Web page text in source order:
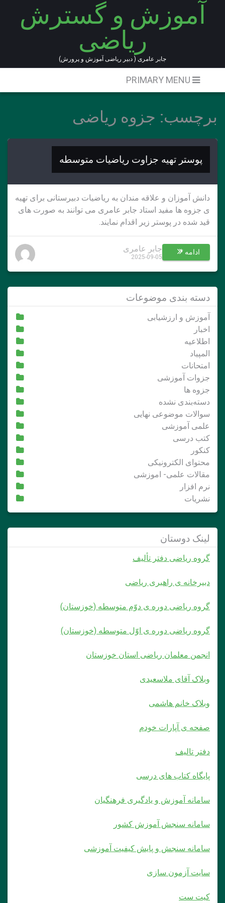
آموزش و گسترش
ریاضی
جابر عامری ( دبیر ریاضی آموزش و پرورش)
برچسب: جزوه ریاضی
پوستر تهیه جزاوت ریاضیات متوسطه
دانش آموزان و علاقه مندان به ریاضیات دبیرستانی برای تهیه
ی جزوه ها مفید استاد جابر عامری می توانند به صورت های
قید شده در پوستر زیر اقدام نمایند.
ادامه * جابر عامری
2025-09-05
دسته بندی موضوعات
آموزش و ارزشیابی
اخبار
اطلاعیه
المپیاد
امتحانات
جزوات آموزشی
جزوه ها
دسته‌بندی نشده
سوالات موضوعی نهایی
علمی آموزشی
کتب درسی
کنکور
محتوای الکترونیکی
مقالات علمی- اموزشی
نرم افزار
نشریات
لینک دوستان
گروه ریاضی دفتر تألیف
دبیرخانه ی راهبری ریاضی
گروه ریاضی دوره ی دوّم متوسطه (خوزستان)
گروه ریاضی دوره ی اوّل متوسطه (خوزستان)
انجمن معلمان ریاضی استان خوزستان
وبلاک آقای ملاسعیدی
وبلاک خانم هاشمی
صفحه ی آپارات خودم
دفتر تالیف
پایگاه کتاب های درسی
سامانه آموزش و یادگیری فرهنگیان
سامانه سنجش آموزش کشور
سامانه سنجش و پایش کیفیت آموزشی
سایت آزمون سازی
کیت ست